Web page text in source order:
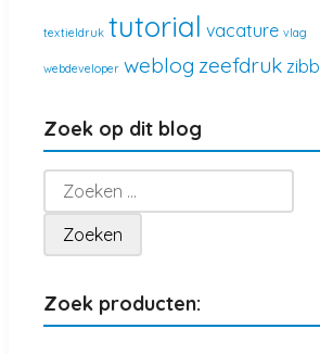
textieldruk tutorial vacature vlag
webdeveloper weblog zeefdruk zibb
Zoek op dit blog
Zoeken
naar:
Zoek producten: